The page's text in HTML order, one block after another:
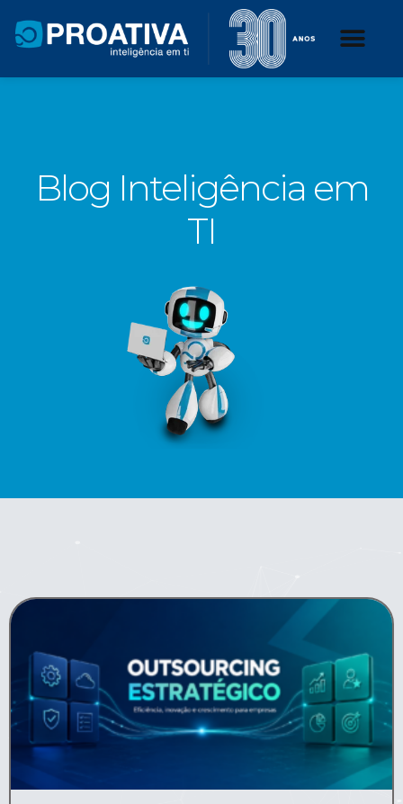
Blog Inteligência em
TI